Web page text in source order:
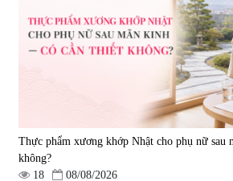
690.000 đ
Thực phẩm xương khớp Nhật cho phụ nữ sau
không?
18
08/08/2026